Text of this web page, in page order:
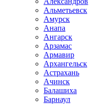
Альметьевск
Амурск
Анапа
Ангарск
Арзамас
Армавир
Архангельск
Астрахань
Ачинск
Балашиха
Барнаул